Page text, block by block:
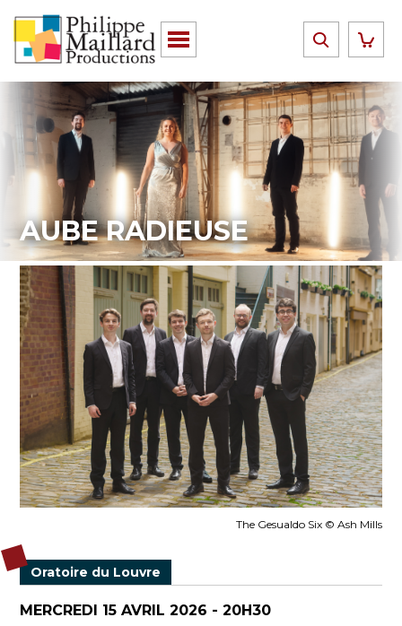
AUBE RADIEUSE
The Gesualdo Six © Ash Mills
Oratoire du Louvre
MERCREDI 15 AVRIL 2026 - 20H30